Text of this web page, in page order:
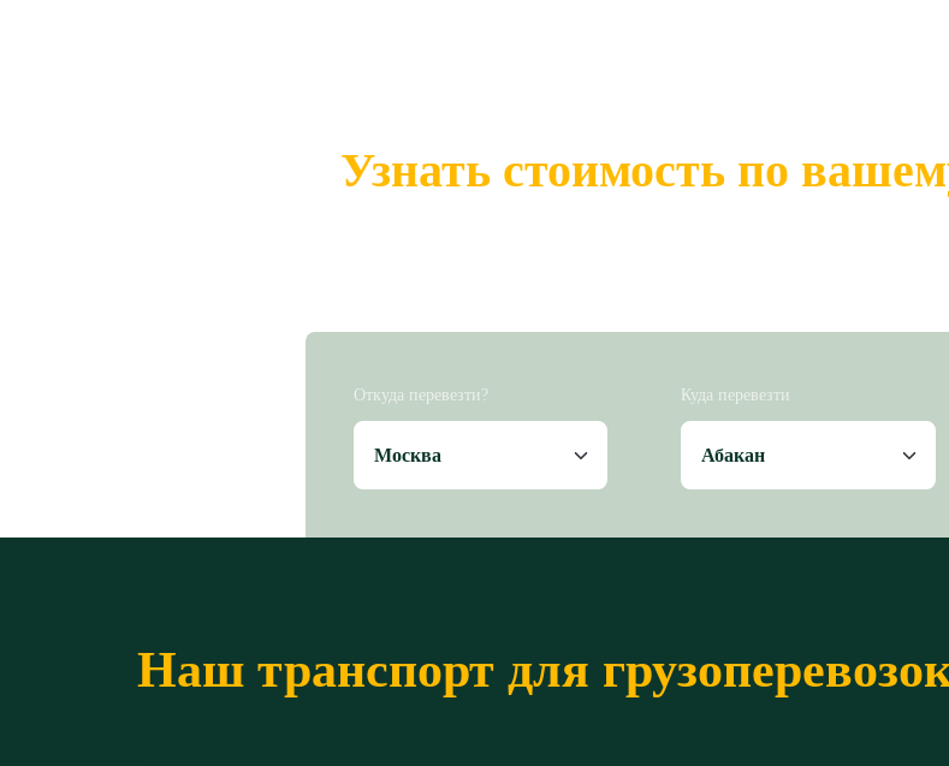
Узнать стоимость по
Откуда перевезти? Куда перевезти
Наш транспорт для